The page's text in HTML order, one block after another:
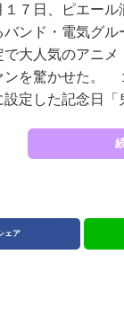
１７日、ピエール
バンド・電気グル
で大人気のアニメ
ンを驚かせた。
設定した記念日
ェア